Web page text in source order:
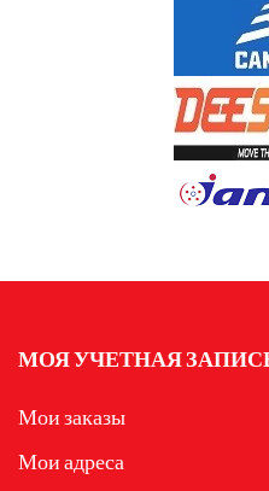
МОЯ УЧЕТНАЯ
Мои заказы
Мои адреса